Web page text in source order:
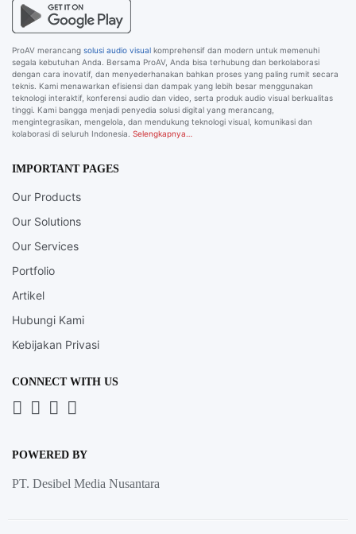
ProAV merancang solusi audio visual komprehensif dan modern untuk memenuhi
segala kebutuhan Anda. Bersama ProAV, Anda bisa terhubung dan berkolaborasi
dengan cara inovatif, dan menyederhanakan bahkan proses yang paling rumit secara
teknis. Kami menawarkan efisiensi dan dampak yang lebih besar menggunakan
teknologi interaktif, konferensi audio dan video, serta produk audio visual berkualitas
tinggi. Kami bangga menjadi penyedia solusi digital yang merancang,
mengintegrasikan, mengelola, dan mendukung teknologi visual, komunikasi dan
kolaborasi di seluruh Indonesia. Selengkapnya…
IMPORTANT PAGES
Our Products
Our Solutions
Our Services
Portfolio
Artikel
Hubungi Kami
Kebijakan Privasi
CONNECT WITH US
POWERED BY
PT. Desibel Media Nusantara